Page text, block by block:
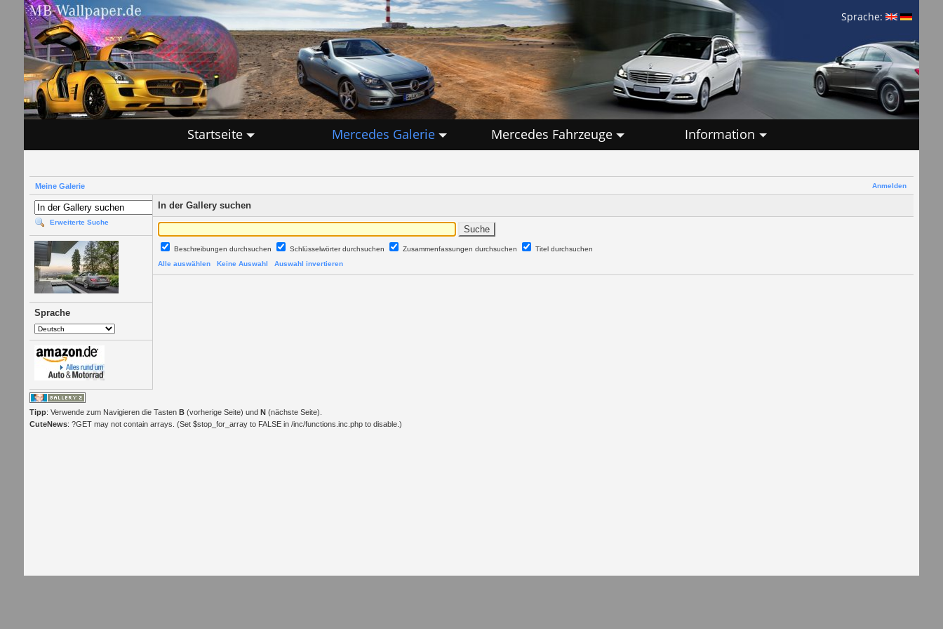
Sprache:
Startseite Mercedes Galerie Mercedes Fahrzeuge Information
Anmelden
Meine Galerie
Erweiterte Suche
Sprache
In der Gallery suchen
Beschreibungen durchsuchen Schlüsselwörter durchsuchen Zusammenfassungen durchsuchen
Titel durchsuchen
Alle auswählen
Keine Auswahl Auswahl invertieren
Tipp: Verwende zum Navigieren die Tasten B(vorherige Seite) und N(nächste Seite).
CuteNews: ?GET may not contain arrays. (Set $stop_for_array to FALSE in /inc/functions.inc.php to disable.)